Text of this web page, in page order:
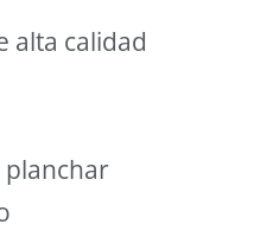
alta calidad
planchar